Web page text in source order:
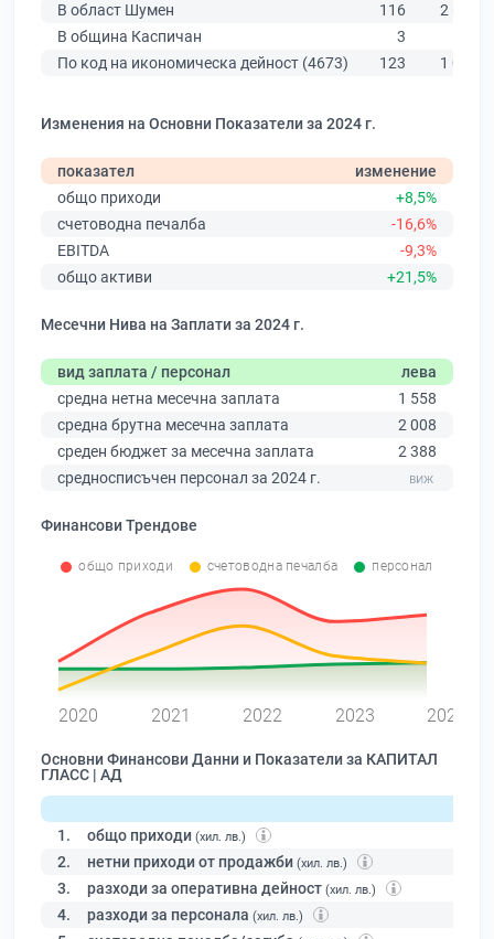
В област Шумен
116
2 635
В община Каспичан
3
По код на икономическа дейност (4673)
123 1 002
Изменения на Основни Показатели за 2024 г.
показател
изменение
общо приходи
+8,5%
счетоводна печалба
-16,6%
EBITDA
-9,3%
общо активи
+21,5%
Месечни Нива на Заплати за 2024 г.
вид заплата / персонал
лева
средна нетна месечна заплата
1 558
средна брутна месечна заплата
2 008
среден бюджет за месечна заплата
2 388
средносписъчен персонал за 2024 г.
Финансови Трендове
общо приходи счетоводна печалба персонал
2020 2021 2022 2023 2024
Основни Финансови Данни и Показатели за КАПИТАЛ
ГЛАСС | АД
1. общо приходи (хил. лв.)
2. нетни приходи от продажби (хил. лв.)
3. разходи за оперативна дейност (хил. лв.)
4. разходи за персонала (хил. лв.)